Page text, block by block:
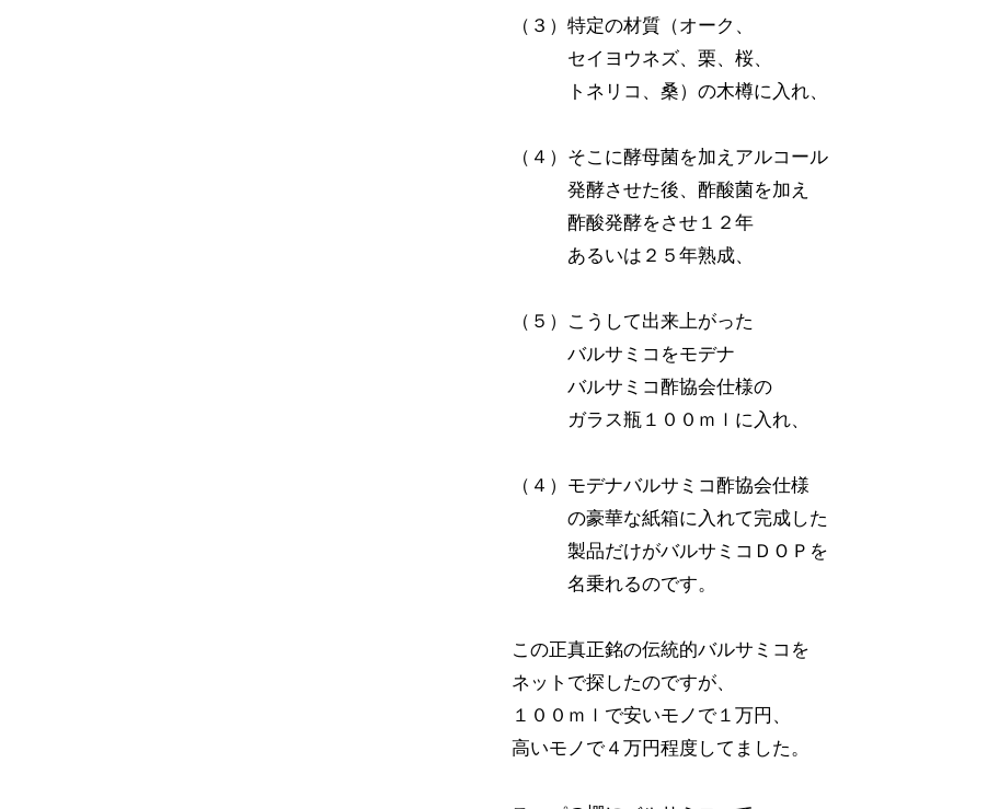
（３）特定の材質（オーク、
セイヨウネズ、栗、桜、
トネリコ、桑）の木樽に入れ、
（４）そこに酵母菌を加えアルコール
発酵させた後、酢酸菌を加え
酢酸発酵をさせ１２年
あるいは２５年熟成、
（５）こうして出来上がった
バルサミコをモデナ
バルサミコ酢協会仕様の
ガラス瓶１００ｍｌに入れ、
（４）モデナバルサミコ酢協会仕様
の豪華な紙箱に入れて完成した
製品だけがバルサミコＤＯＰを
名乗れるのです。
この正真正銘の伝統的バルサミコを
ネットで探したのですが、
１００ｍｌで安いモノで１万円、
高いモノで４万円程度してました。